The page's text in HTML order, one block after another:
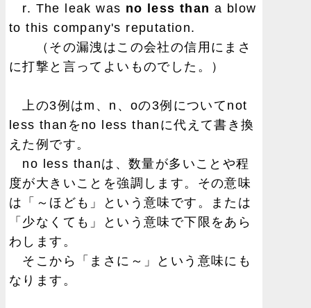
r. The leak was no less than a blow
to this company's reputation.
（その漏洩はこの会社の信用にまさ
に打撃と言ってよいものでした。）
上の3例はm、n、oの3例についてnot
less thanをno less thanに代えて書き換
えた例です。
no less thanは、数量が多いことや程
度が大きいことを強調します。その意味
は「～ほども」という意味です。または
「少なくても」という意味で下限をあら
わします。
そこから「まさに～」という意味にも
なります。